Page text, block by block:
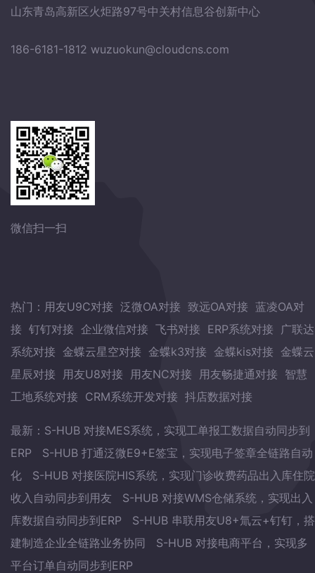
山东青岛高新区火炬路97号中关村信息谷创新中心
186-6181-1812 wuzuokun@cloudcns.com
微信扫一扫
热门： 用友U9C对接 泛微OA对接 致远OA对接 蓝凌OA对
接 钉钉对接 企业微信对接 飞书对接 ERP系统对接 广联达
系统对接 金蝶云星空对接 金蝶k3对接 金蝶kis对接 金蝶云
星辰对接 用友U8对接 用友NC对接 用友畅捷通对接 智慧
工地系统对接 CRM系统开发对接 抖店数据对接
最新： S-HUB 对接MES系统，实现工单报工数据自动同步到
ERP
S-HUB 打通泛微E9+E签宝，实现电子签章全链路自动
化
S-HUB 对接医院HIS系统，实现门诊收费药品出入库住院
收入自动同步到用友
S-HUB 对接WMS仓储系统，实现出入
库数据自动同步到ERP
S-HUB 串联用友U8+氚云+钉钉，搭
建制造企业全链路业务协同
S-HUB 对接电商平台，实现多
平台订单自动同步到ERP